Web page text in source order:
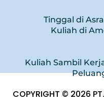
Tinggal di
Kuliah di
Kuliah Sambil
COPYRIGHT © 2026